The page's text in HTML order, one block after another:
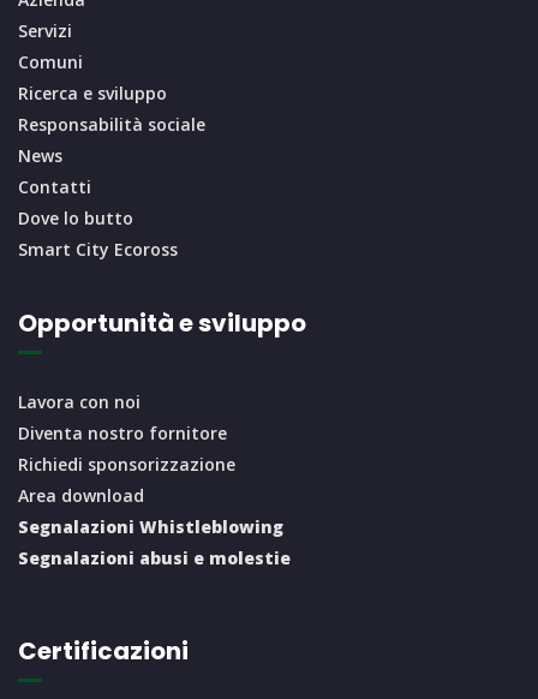
Servizi
Comuni
Ricerca e sviluppo
Responsabilità sociale
News
Contatti
Dove lo butto
Smart City Ecoross
Opportunità e sviluppo
Lavora con noi
Diventa nostro fornitore
Richiedi sponsorizzazione
Area download
Segnalazioni Whistleblowing
Segnalazioni abusi e molestie
Certificazioni